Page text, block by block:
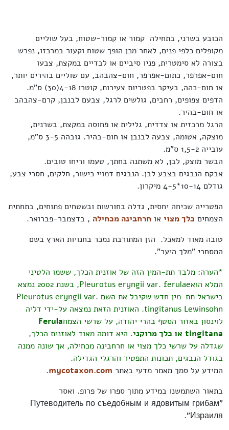
הכובע בשרני, בתחילה קמור או קמור-שטוח, בעל שוליים
מקופלים כלפי פנים, לאחר מכן הופך שטוח וקעור במרכזו, נפרש
בצורה לא סימטרית, פניו סיביים או לבדיים במקצת, צבעו
חום-אפרפר, כתום-אפרפר, חום-צהבהב, עם שוליים בהירים יותר,
או חום-כהה, בעיקר בפטריות צעירות, קוטרו 4-18(30) ס"מ.
הדפים צפופים, רחבים, גולשים לרגל, צבעם לבנבן, קרם-צהבהב
או חום-בהיר.
הרגל מרכזית או צדדית, גלילית או פחוסה במקצת, בשרנית,
מוצקה, אטומה, צבעה לבנבן או חום-בהיר. גובהה 3-5 ס"מ,
עובייה 1,5-2 ס"מ.
הבשר מוצק, לבן, לא משתנה בחתך, טעמו וריחו טובים.
אבקת הנבגים בצבע לבן. הנבגים דמויי כישור, חלקים, חסרי צבע,
גודלם 10-14*4-5 מיקרון.
הפטרייה שכיחה יחסית, גדלה בחורשות ובשטחים פתוחים, בתחתית
הצמחיםכלך מצויאוחרחבינה מכחילה, בדצמבר-פברואר.
טובה מאוד למאכל. הזן המתורבת נמכר בחנויות הארץ בשם
המסחרי "מלך היער".
*הערה: מלבד תת-המין הזה של אוזנית הכלך, ששמו הלטיני
המלא הואPleurotus eryngii var. ferulae, בשנת 2002 נמצא
בישראל תת-מין חדש שקיבל את השם Pleurotus eryngii var.
tingitanus Lewinsohn. האוזנית הזאת נמצאה על-ידי דליה
לוינסון באזור הסטף בהרי יהודה, על שרשי הצמחFerula
tingitana או כלך מרוקני
. היא דומה מאוד לאוזנית הכלך,
שגדלה על שרשי כלך מצוי או חרחבינה מכחילה, אך שונה ממנה
בגודל הנבגים, תכונות התפטיר והרגלי הגדילה.
המידע על סמך מאמר מדעי באתרmycotaxon.com
.
בתאור השתמשנו במידע מתוך ספרו של פרופ. ואסר
"Путеводитель по съедобным и ядовитым грибам
Израиля".